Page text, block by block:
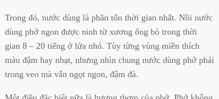
Trong đó, nước dùng là phần tốn thời gian nhất. Nồi nước
dùng phở ngon được ninh từ xương ống bò trong thời
gian 8 – 20 tiếng ở lửa nhỏ. Tùy từng vùng miền thích
màu đậm hay nhạt, nhưng nhìn chung nước dùng phở phải
trong veo mà vẫn ngọt ngon, đậm đà.